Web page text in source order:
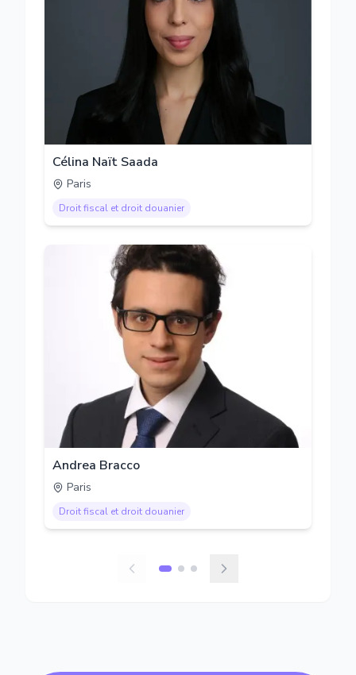
Célina Naït Saada
Paris
Droit fiscal et droit douanier
Andrea Bracco
Paris
Droit fiscal et droit douanier